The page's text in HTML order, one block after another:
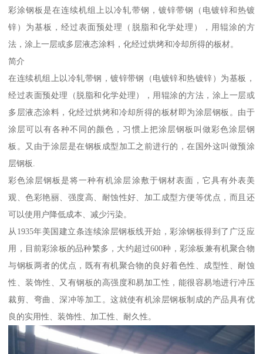
彩涂钢板是在连续机组上以冷轧带钢，镀锌带钢（电镀锌和热镀
锌）为基板，经过表面预处理（脱脂和化学处理），用辊涂的方
法，涂上一层或多层液态涂料，化经过烘烤和冷却所得的板材。
简介
在连续机组上以冷轧带钢，镀锌带钢（电镀锌和热镀锌）为基板，
经过表面预处理（脱脂和化学处理），用辊涂的方法，涂上一层或
多层液态涂料，化经过烘烤和冷却所得的板材即为涂层钢板。由于
涂层可以有各种不同的颜色，习惯上把涂层钢板叫做彩色涂层钢
板。又由于涂层是在钢板成型加工之前进行的，在国外这叫做预涂
层钢板.
彩色涂层钢板是将一种有机涂层涂敷于钢材表面，它具有外表美
观、色彩艳丽、强度高、耐蚀性好、加工成型方便等优点，而且还
可以使用户降低成本、减少污染。
从1935年美国建立条连续涂层钢板线开始，彩涂钢板得到了广泛应
用，目前彩涂板的品种繁多，大约超过600种，彩涂板兼有机聚合物
与钢板两者的优点，既有有机聚合物的良好着色性、成型性、耐蚀
性、装饰性、又有钢板的高强度和易加工性，能很容易地进行冲压
裁剪、弯曲、深冲等加工。这就使有机涂层钢板制成的产品具有优
良的实用性、装饰性、加工性、耐久性。